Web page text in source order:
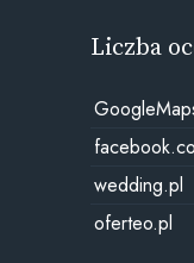
Liczba
wedding.pl
oferteo.pl